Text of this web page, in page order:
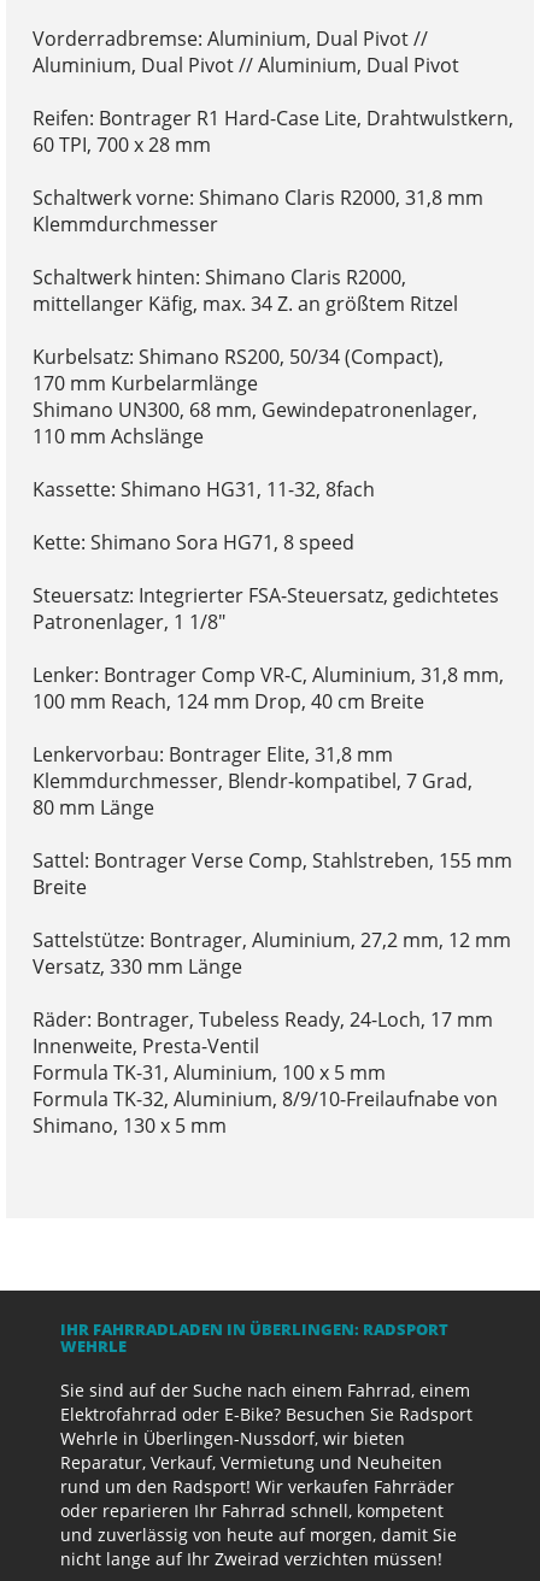
Vorderradbremse: Aluminium, Dual Pivot //
Aluminium, Dual Pivot // Aluminium, Dual Pivot
Reifen: Bontrager R1 Hard-Case Lite, Drahtwulstkern,
60 TPI, 700 x 28 mm
Schaltwerk vorne: Shimano Claris R2000, 31,8 mm
Klemmdurchmesser
Schaltwerk hinten: Shimano Claris R2000,
mittellanger Käfig, max. 34 Z. an größtem Ritzel
Kurbelsatz: Shimano RS200, 50/34 (Compact),
170 mm Kurbelarmlänge
Shimano UN300, 68 mm, Gewindepatronenlager,
110 mm Achslänge
Kassette: Shimano HG31, 11-32, 8fach
Kette: Shimano Sora HG71, 8 speed
Steuersatz: Integrierter FSA-Steuersatz, gedichtetes
Patronenlager, 1 1/8"
Lenker: Bontrager Comp VR-C, Aluminium, 31,8 mm,
100 mm Reach, 124 mm Drop, 40 cm Breite
Lenkervorbau: Bontrager Elite, 31,8 mm
Klemmdurchmesser, Blendr-kompatibel, 7 Grad,
80 mm Länge
Sattel: Bontrager Verse Comp, Stahlstreben, 155 mm
Breite
Sattelstütze: Bontrager, Aluminium, 27,2 mm, 12 mm
Versatz, 330 mm Länge
Räder: Bontrager, Tubeless Ready, 24-Loch, 17 mm
Innenweite, Presta-Ventil
Formula TK-31, Aluminium, 100 x 5 mm
Formula TK-32, Aluminium, 8/9/10-Freilaufnabe von
Shimano, 130 x 5 mm
IHR FAHRRADLADEN IN ÜBERLINGEN: RADSPORT
WEHRLE
Sie sind auf der Suche nach einem Fahrrad, einem
Elektrofahrrad oder E-Bike? Besuchen Sie Radsport
Wehrle in Überlingen-Nussdorf, wir bieten
Reparatur, Verkauf, Vermietung und Neuheiten
rund um den Radsport! Wir verkaufen Fahrräder
oder reparieren Ihr Fahrrad schnell, kompetent
und zuverlässig von heute auf morgen, damit Sie
nicht lange auf Ihr Zweirad verzichten müssen!